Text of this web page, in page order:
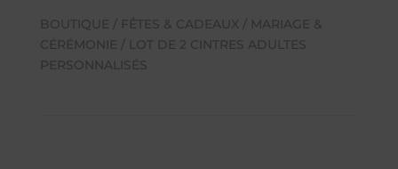
BOUTIQUE / FÊTES & CADEAUX / MARIAGE &
CÉRÉMONIE / LOT DE 2 CINTRES ADULTES
PERSONNALISÉS